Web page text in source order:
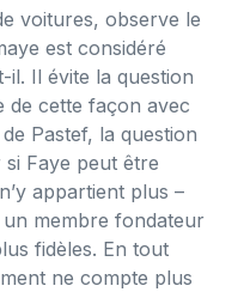
voitures, observe le
est considéré
Il évite la question
de cette façon avec
Pastef, la question
Faye peut être
appartient plus –
membre fondateur
fidèles. En tout
ne compte plus